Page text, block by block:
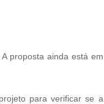
proposta ainda está em
para verificar se a